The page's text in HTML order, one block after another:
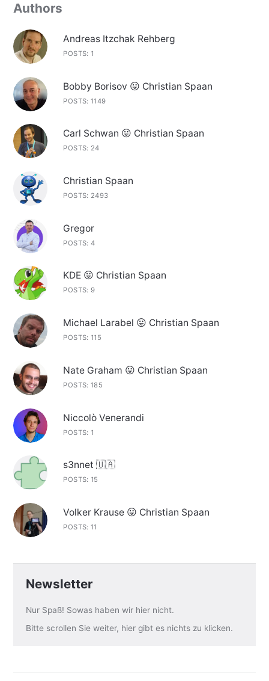
Authors
Andreas Itzchak Rehberg
POSTS: 1
Bobby Borisov 😛 Christian Spaan
POSTS: 1149
Carl Schwan 😛 Christian Spaan
POSTS: 24
Christian Spaan
POSTS: 2493
Gregor
POSTS: 4
KDE 😛 Christian Spaan
POSTS: 9
Michael Larabel 😛 Christian Spaan
POSTS: 115
Nate Graham 😛 Christian Spaan
POSTS: 185
Niccolò Venerandi
POSTS: 1
s3nnet 🇺🇦
POSTS: 15
Volker Krause 😛 Christian Spaan
POSTS: 11
Newsletter
Nur Spaß! Sowas haben wir hier nicht.
Bitte scrollen Sie weiter, hier gibt es nichts zu klicken.